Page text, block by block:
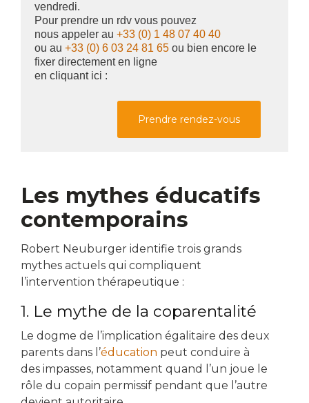
vendredi.
Pour prendre un rdv vous pouvez
nous appeler au +33 (0) 1 48 07 40 40
ou au +33 (0) 6 03 24 81 65 ou bien encore le
fixer directement en ligne
en cliquant ici :
Prendre rendez-vous
Les mythes éducatifs
contemporains
Robert Neuburger identifie trois grands
mythes actuels qui compliquent
l’intervention thérapeutique :
1. Le mythe de la coparentalité
Le dogme de l’implication égalitaire des deux
parents dans l’éducation peut conduire à
des impasses, notamment quand l’un joue le
rôle du copain permissif pendant que l’autre